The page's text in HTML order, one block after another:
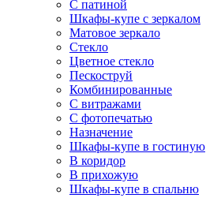
С патиной
Шкафы-купе с зеркалом
Матовое зеркало
Стекло
Цветное стекло
Пескоструй
Комбинированные
С витражами
С фотопечатью
Назначение
Шкафы-купе в гостиную
В коридор
В прихожую
Шкафы-купе в спальню